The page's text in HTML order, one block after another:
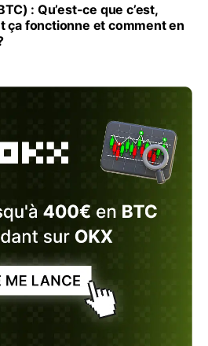
: Qu’est-ce que c’est,
ça fonctionne et comment en